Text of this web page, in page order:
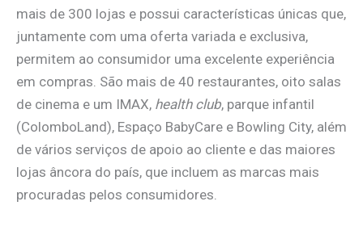
mais de 300 lojas e possui características únicas que,
juntamente com uma oferta variada e exclusiva,
permitem ao consumidor uma excelente experiência
em compras. São mais de 40 restaurantes, oito salas
de cinema e um IMAX, health club, parque infantil
(ColomboLand), Espaço BabyCare e Bowling City, além
de vários serviços de apoio ao cliente e das maiores
lojas âncora do país, que incluem as marcas mais
procuradas pelos consumidores.